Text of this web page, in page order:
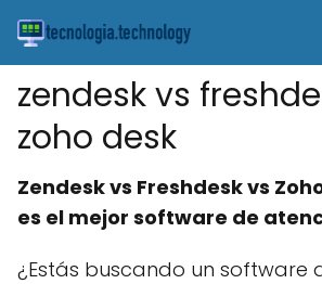
zendesk vs
zoho desk
Zendesk vs Freshdesk vs
es el mejor software de
¿Estás buscando un software